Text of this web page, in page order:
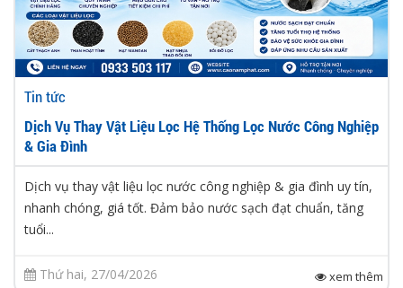
Tin tức
Dịch Vụ Thay Vật Liệu Lọc Hệ Thống Lọc Nước Công Nghiệp
& Gia Đình
Dịch vụ thay vật liệu lọc nước công nghiệp & gia đình uy tín,
nhanh chóng, giá tốt. Đảm bảo nước sạch đạt chuẩn, tăng
tuổi...
Thứ hai, 27/04/2026 xem thêm